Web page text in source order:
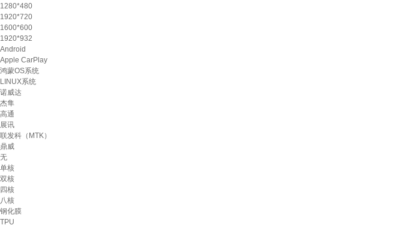
1280*480
1920*720
1600*600
1920*932
Android
Apple CarPlay
鸿蒙OS系统
LINUX系统
诺威达
杰隼
高通
展讯
联发科（MTK）
鼎威
无
单核
双核
四核
八核
钢化膜
TPU